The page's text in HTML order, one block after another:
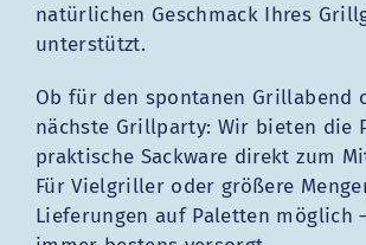
natürlichen Geschmack Ihres
unterstützt.
Ob für den spontanen Grillabend
nächste Grillparty: Wir bieten die
praktische Sackware direkt zum
Für Vielgriller oder größere
Lieferungen auf Paletten möglich